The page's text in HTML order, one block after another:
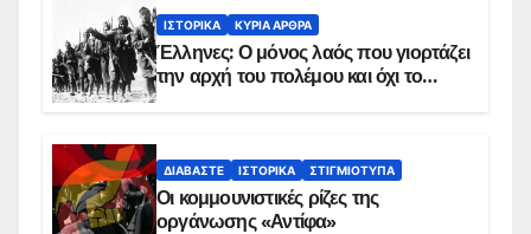
ΙΣΤΟΡΙΚΆ ΚΥΡΙΑ ΑΡΘΡΑ
Έλληνες: Ο μόνος λαός που γιορτάζει
την αρχή του πολέμου και όχι το
ΔΙΑΒΆΣΤΕ ΙΣΤΟΡΙΚΆ ΣΤΙΓΜΙΌΤΥΠΑ
Οι κομμουνιστικές ρίζες της
οργάνωσης «Αντίφα»